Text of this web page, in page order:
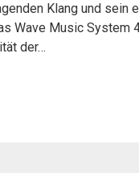
Klang und
Wave Music System
der…